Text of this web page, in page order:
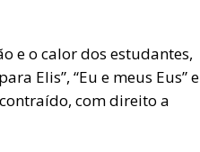
e o calor dos estudantes,
Elis”, “Eu e meus Eus” e
com direito a